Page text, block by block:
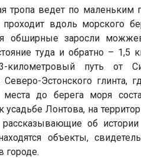
тропа ведет по маленьким
вдоль морского
обширные заросли
туда и обратно – 1,5
километровый путь от
Эстонского глинта,
места до берега моря
усадьбе Лонтова, на
рассказывающие об
объекты,
городе.